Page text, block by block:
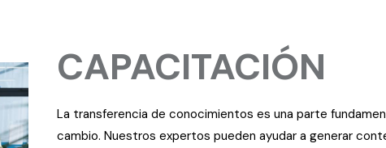
CAPACITACIÓN
La transferencia de conocimientos es una parte
cambio. Nuestros expertos pueden ayudar a generar